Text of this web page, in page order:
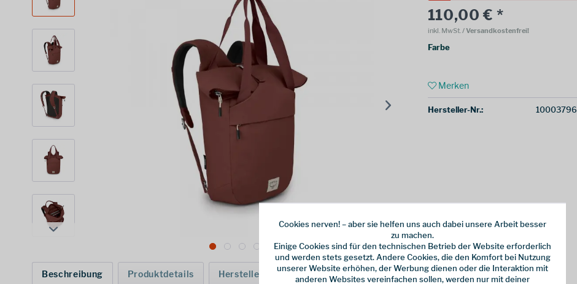
110,00 € *
inkl. MwSt./ Versandkostenfrei!
Farbe
Merken
Hersteller-Nr.: 10003796
Beschreibung Produktdetails Hersteller
Cookies nerven! – aber sie helfen uns auch dabei unsere Arbeit besser
zu machen.
Einige Cookies sind für den technischen Betrieb der Website erforderlich
und werden stets gesetzt. Andere Cookies, die den Komfort bei Nutzung
unserer Website erhöhen, der Werbung dienen oder die Interaktion mit
anderen Websites vereinfachen sollen, werden nur mit deiner